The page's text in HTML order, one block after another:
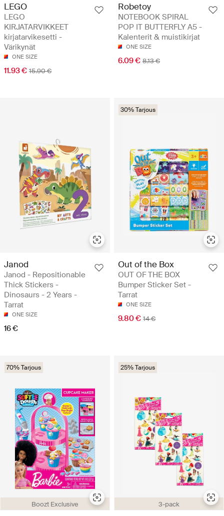
LEGO
LEGO
KIRJATARVIKKEET
kirjatarvikesetti -
Värikynät
ONE SIZE
11.93 € 15.90 €
Robetoy
NOTEBOOK SPIRAL
POP IT BUTTERFLY A5 -
Kalenterit & muistikirjat
ONE SIZE
6.09 € 8.13 €
Janod
Janod - Repositionable
Thick Stickers -
Dinosaurs - 2 Years -
Tarrat
ONE SIZE
16 €
30% Tarjous
Out of the Box
OUT OF THE BOX
Bumper Sticker Set -
Tarrat
ONE SIZE
9.80 € 14 €
Boozt Exclusive
70% Tarjous
3-pack
25% Tarjous